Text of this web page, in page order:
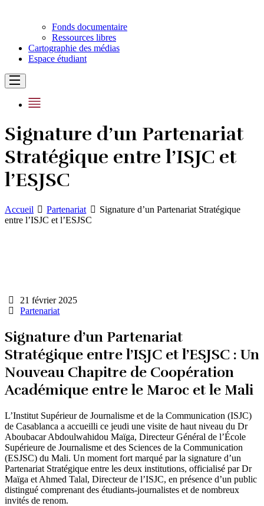
Fonds documentaire
Ressources libres
Cartographie des médias
Espace étudiant
Signature d’un Partenariat
Stratégique entre l’ISJC et
l’ESJSC
Accueil Partenariat
Signature d’un Partenariat Stratégique
entre l’ISJC et l’ESJSC
21 février 2025
Partenariat
Signature d’un Partenariat
Stratégique entre l’ISJC et l’ESJSC : Un
Nouveau Chapitre de Coopération
Académique entre le Maroc et le Mali
L’Institut Supérieur de Journalisme et de la Communication (ISJC)
de Casablanca a accueilli ce jeudi une visite de haut niveau du Dr
Aboubacar Abdoulwahidou Maïga, Directeur Général de l’École
Supérieure de Journalisme et des Sciences de la Communication
(ESJSC) du Mali. Un moment fort marqué par la signature d’un
Partenariat Stratégique entre les deux institutions, officialisé par Dr
Maïga et Ahmed Talal, Directeur de l’ISJC, en présence d’un public
distingué comprenant des étudiants-journalistes et de nombreux
invités de renom.